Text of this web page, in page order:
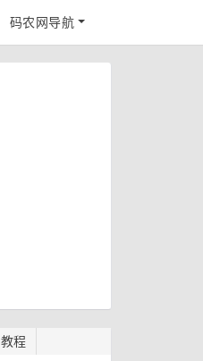
码农网导航
教程